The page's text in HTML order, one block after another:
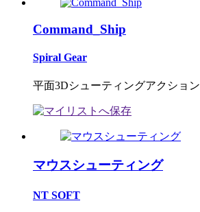
Command_Ship
Spiral Gear
平面3Dシューティングアクション
マウスシューティング
NT SOFT